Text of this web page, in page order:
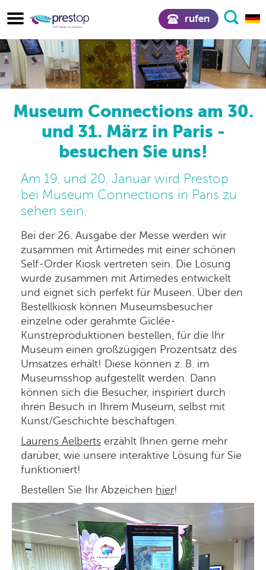
rufen
Museum Connections am 30.
und 31. März in Paris -
besuchen Sie uns!
Am 19. und 20. Januar wird Prestop
bei Museum Connections in Paris zu
sehen sein.
Bei der 26. Ausgabe der Messe werden wir
zusammen mit Artimedes mit einer schönen
Self-Order Kiosk vertreten sein. Die Lösung
wurde zusammen mit Artimedes entwickelt
und eignet sich perfekt für Museen. Über den
Bestellkiosk können Museumsbesucher
einzelne oder gerahmte Giclée-
Kunstreproduktionen bestellen, für die Ihr
Museum einen großzügigen Prozentsatz des
Umsatzes erhält! Diese können z. B. im
Museumsshop aufgestellt werden. Dann
können sich die Besucher, inspiriert durch
ihren Besuch in Ihrem Museum, selbst mit
Kunst/Geschichte beschäftigen.
Laurens Aelberts erzählt Ihnen gerne mehr
darüber, wie unsere interaktive Lösung für Sie
funktioniert!
Bestellen Sie Ihr Abzeichen hier!